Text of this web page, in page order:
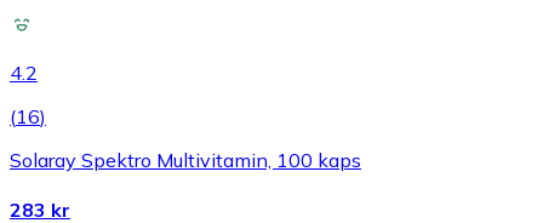
4.2
(16)
Solaray Spektro Multivitamin, 100 kaps
283 kr